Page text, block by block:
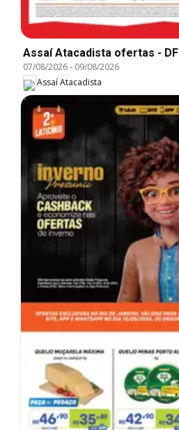
Assaí Atacadista ofertas - DF
07/08/2026- 09/08/2026
Assaí Atacadista